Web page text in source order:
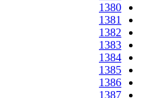
1380
1381
1382
1383
1384
1385
1386
1387